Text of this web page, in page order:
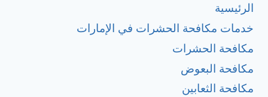
الرئيسية
خدمات مكافحة الحشرات في الإمارات
مكافحة الحشرات
مكافحة البعوض
مكافحة الثعابين